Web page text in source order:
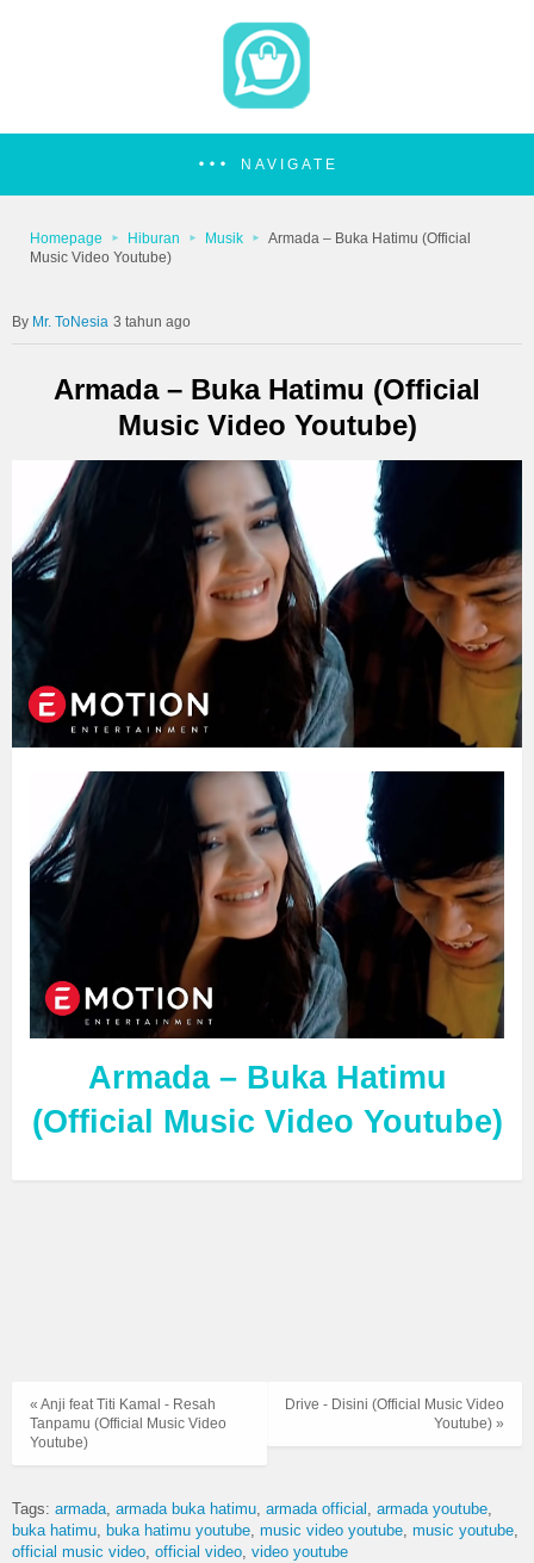
NAVIGATE
Homepage Hiburan Musik
Armada – Buka Hatimu (Official
Music Video Youtube)
Mr. ToNesia 3 tahun ago
Armada – Buka Hatimu (Official
Music Video Youtube)
Armada – Buka Hatimu
(Official Music Video Youtube)
Drive - Disini (Official Music Video
Youtube) »
« Anji feat Titi Kamal - Resah
Tanpamu (Official Music Video
Youtube)
Tags: armada armada buka hatimu armada official
armada youtube
buka hatimu
buka hatimu youtube music video youtube music youtube
official music video official video video youtube